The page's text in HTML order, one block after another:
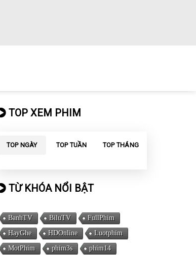
TOP XEM PHIM
TOP NGÀY TOP TUẦN TOP THÁNG
TỪ KHÓA NỔI BẬT
BanhTV BiluTV
FullPhim
HayGhe
HDOnline
Luotphim
MotPhim
phim3s
phim14